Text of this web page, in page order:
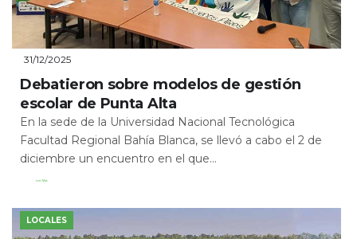
31/12/2025
Debatieron sobre modelos de gestión
escolar de Punta Alta
En la sede de la Universidad Nacional Tecnológica
Facultad Regional Bahía Blanca, se llevó a cabo el 2 de
diciembre un encuentro en el que...
Leer Más
LOCALES